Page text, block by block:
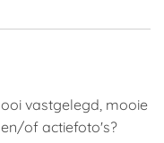
vastgelegd, mooie
of actiefoto's?